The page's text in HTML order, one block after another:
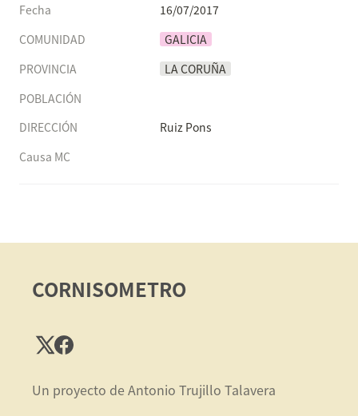
Fecha
16/07/2017
COMUNIDAD
GALICIA
PROVINCIA
LA CORUÑA
POBLACIÓN
DIRECCIÓN
Ruiz Pons
Causa MC
CORNISOMETRO
Un proyecto de Antonio Trujillo Talavera